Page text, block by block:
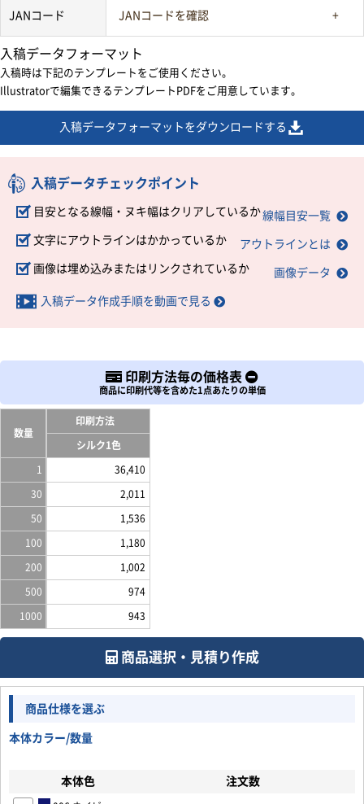
JANコード JANコードを確認
入稿データフォーマット
入稿時は下記のテンプレートをご使用ください。
Illustratorで編集できるテンプレートPDFをご用意しています。
入稿データフォーマットをダウンロードする
入稿データチェックポイント
目安となる線幅・ヌキ幅はクリアしているか線幅目安一覧
文字にアウトラインはかかっているか アウトラインとは
画像は埋め込みまたはリンクされているか 画像データ
入稿データ作成手順を動画で見る
印刷方法毎の価格表
商品に印刷代等を含めた1点あたりの単価
数量
印刷方法
シルク1色
1 36,410
30 2,011
50 1,536
100 1,180
200 1,002
500 974
1000 943
商品選択・見積り作成
商品仕様を選ぶ
本体カラー/数量
本体色 注文数